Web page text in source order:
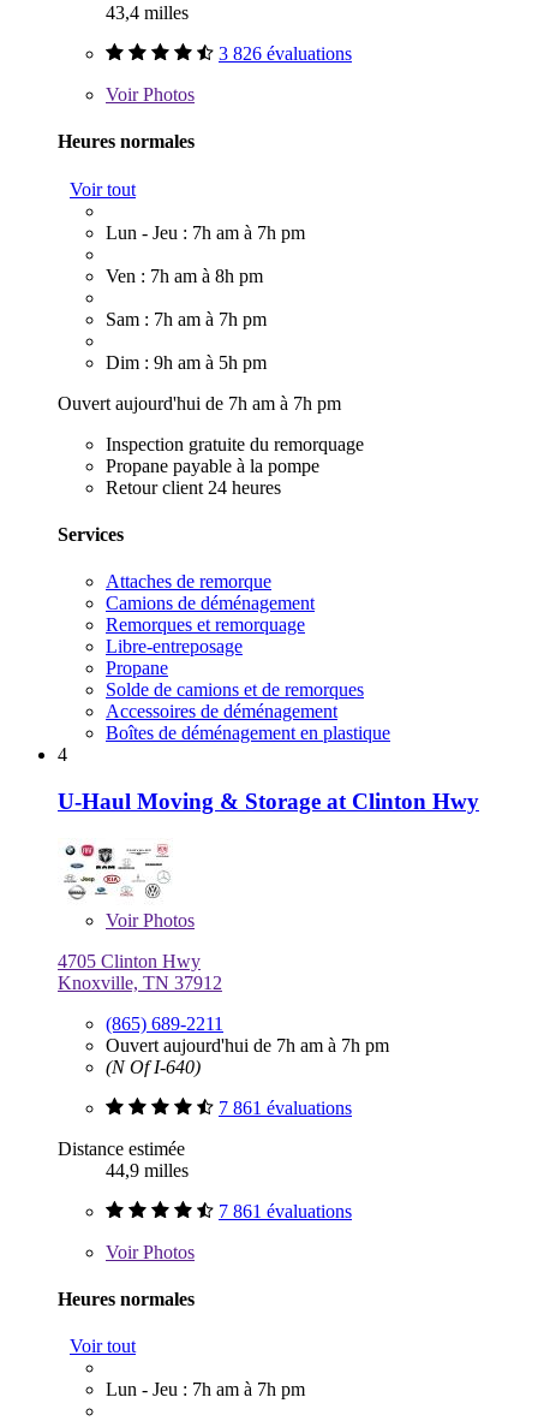
43,4 milles
3 826 évaluations
VoirPhotos
Heures normales
Voir tout
Lun - Jeu : 7h am à 7h pm
Ven : 7h am à 8h pm
Sam : 7h am à 7h pm
Dim : 9h am à 5h pm
Ouvert aujourd'hui de 7h am à 7h pm
Inspection gratuite du remorquage
Propane payable à la pompe
Retour client 24 heures
Services
Attaches de remorque
Camions de déménagement
Remorques et remorquage
Libre-entreposage
Propane
Solde de camions et de remorques
Accessoires de déménagement
Boîtes de déménagement en plastique
4
U-Haul Moving & Storage at Clinton Hwy
VoirPhotos
4705 Clinton Hwy
Knoxville, TN 37912
(865) 689-2211
Ouvert aujourd'hui de 7h am à 7h pm
(N Of I-640)
7 861 évaluations
Distance estimée
44,9 milles
7 861 évaluations
VoirPhotos
Heures normales
Voir tout
Lun - Jeu : 7h am à 7h pm